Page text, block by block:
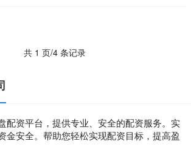
共 1 页/4 条记录
配资平台，提供专业、安全的配资服务。实
金安全。帮助您轻松实现配资目标，提高盈